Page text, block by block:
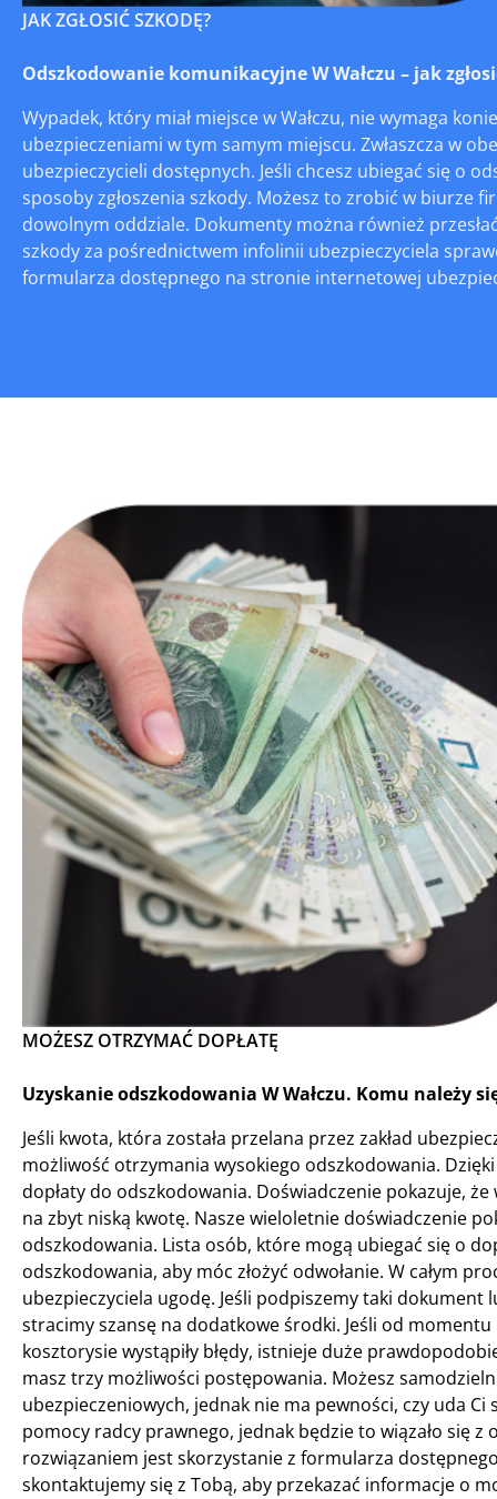
JAK ZGŁOSIĆ SZKODĘ?
Odszkodowanie komunikacyjne W Wałczu – jak
Wypadek, który miał miejsce w Wałczu, nie wymaga
ubezpieczeniami w tym samym miejscu. Zwłaszcza w
ubezpieczycieli dostępnych. Jeśli chcesz ubiegać się o
sposoby zgłoszenia szkody. Możesz to zrobić w biurze
dowolnym oddziale. Dokumenty można również
szkody za pośrednictwem infolinii ubezpieczyciela
formularza dostępnego na stronie internetowej
MOŻESZ OTRZYMAĆ DOPŁATĘ
Uzyskanie odszkodowania W Wałczu. Komu należy
Jeśli kwota, która została przelana przez zakład
możliwość otrzymania wysokiego odszkodowania.
dopłaty do odszkodowania. Doświadczenie pokazuje,
na zbyt niską kwotę. Nasze wieloletnie doświadczenie
odszkodowania. Lista osób, które mogą ubiegać się o
odszkodowania, aby móc złożyć odwołanie. W całym
ubezpieczyciela ugodę. Jeśli podpiszemy taki
stracimy szansę na dodatkowe środki. Jeśli od
kosztorysie wystąpiły błędy, istnieje duże
masz trzy możliwości postępowania. Możesz
ubezpieczeniowych, jednak nie ma pewności, czy uda
pomocy radcy prawnego, jednak będzie to wiązało się z
rozwiązaniem jest skorzystanie z formularza
skontaktujemy się z Tobą, aby przekazać informacje o